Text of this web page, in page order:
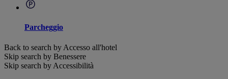
Parcheggio
Back to search by Accesso all'hotel
Skip search by Benessere
Skip search by Accessibilità